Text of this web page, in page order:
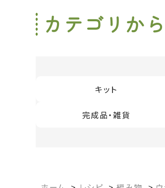
カテゴリか
キット
完成品・雑貨